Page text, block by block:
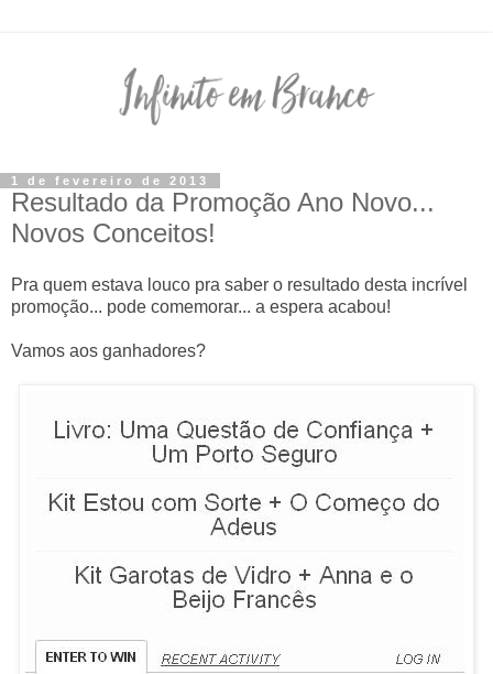
1 de fevereiro de 2013
Resultado da Promoção Ano Novo...
Novos Conceitos!
Pra quem estava louco pra saber o resultado desta incrível
promoção... pode comemorar... a espera acabou!
Vamos aos ganhadores?